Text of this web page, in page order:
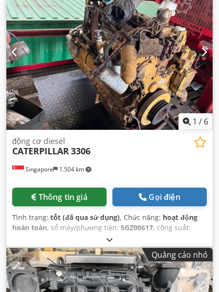
1 / 6
Singapore 1.504 km
động cơ diesel
CATERPILLAR 3306
Thông tin giá Gọi điện
Tình trạng: tốt (đã qua sử dụng), Chức năng: hoạt động
hoàn toàn, số máy/phương tiện: 5GZ00617, công suất:
, loại nhiên liệu:
lanh:6, trọng lượng tổng cộng:1.905 kg,
Quảng cáo nhỏ